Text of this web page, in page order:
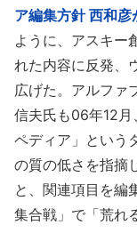
ア編集方針 西和彦
ように、アスキー
れた内容に反発、
広げた。アルファ
信夫氏も06年12
ペディア」という
の質の低さを指摘
と、関連項目を編
集合戦」で「荒れ